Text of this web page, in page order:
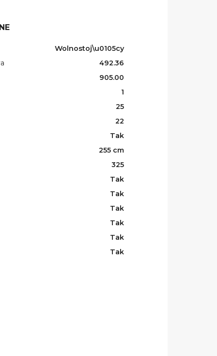
Wolnostoj\u0105cy
492.36
905.00
1
25
22
Tak
255 cm
325
Tak
Tak
Tak
Tak
Tak
Tak